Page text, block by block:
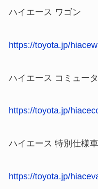
ハイエース ワゴン
https://toyota.jp/
ハイエース コミュー
https://toyota.jp/
ハイエース 特別仕様
https://toyota.jp/